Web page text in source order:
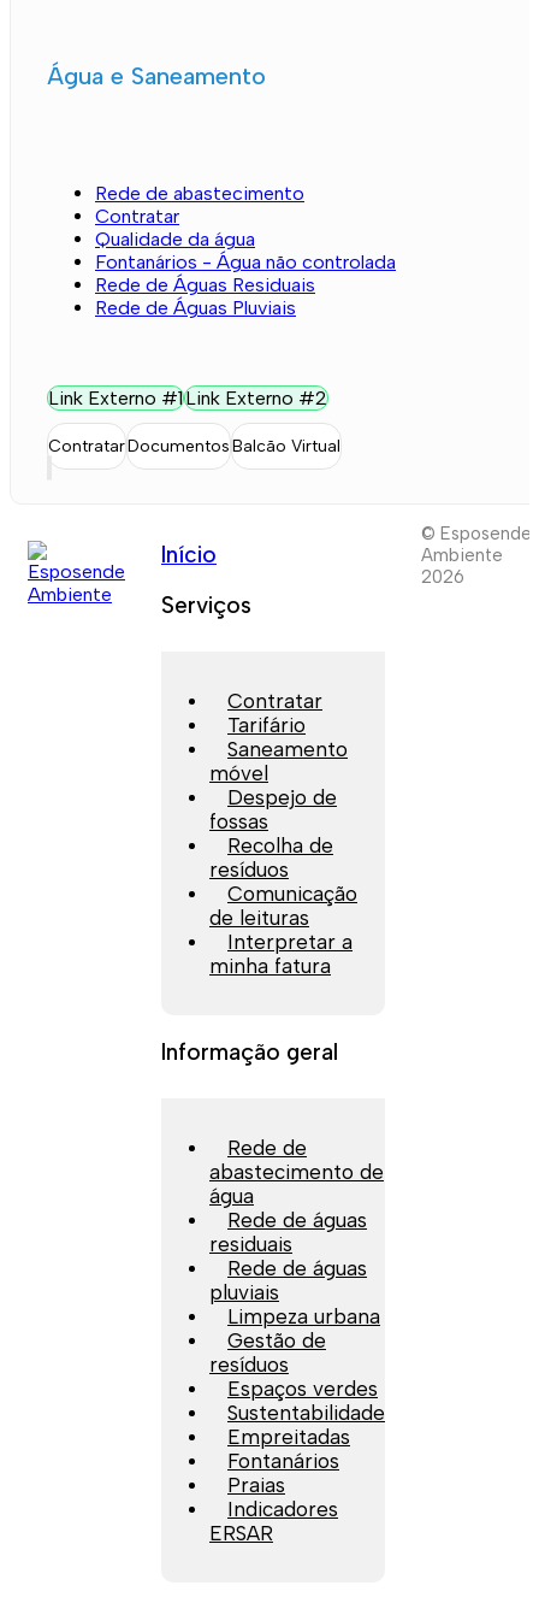
Água e Saneamento
Rede de abastecimento
Contratar
Qualidade da água
Fontanários - Água não controlada
Rede de Águas Residuais
Rede de Águas Pluviais
Link Externo #1Link Externo #2
ContratarDocumentosBalcão Virtual
Início
Serviços
Contratar
Tarifário
Saneamento
móvel
Despejo de
fossas
Recolha de
resíduos
Comunicação
de leituras
Interpretar a
minha fatura
Informação geral
Rede de
abastecimento de
água
Rede de águas
residuais
Rede de águas
pluviais
Limpeza urbana
Gestão de
resíduos
Espaços verdes
Sustentabilidade
Empreitadas
Fontanários
Praias
Indicadores
ERSAR
© Esposende
Ambiente
2026